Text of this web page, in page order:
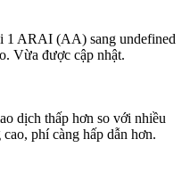
1 ARAI (AA) sang undefined
Vừa được cập nhật.
dịch thấp hơn so với nhiều
phí càng hấp dẫn hơn.